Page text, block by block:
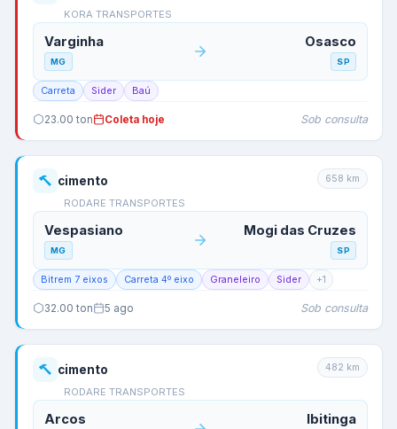
KORA TRANSPORTES
Varginha
MG
Osasco
SP
Carreta Sider Baú
23.00 ton Coleta hoje Sob consulta
cimento
RODARE TRANSPORTES
658 km
Vespasiano
MG
Mogi das Cruzes
SP
Bitrem 7 eixos Carreta 4º eixo Graneleiro Sider +1
32.00 ton 5 ago Sob consulta
cimento
RODARE TRANSPORTES
482 km
Arcos Ibitinga